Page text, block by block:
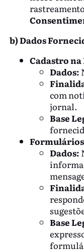
b) Dados
Cadastro
Dados:
com
jornal.
Base
Dados:
Base